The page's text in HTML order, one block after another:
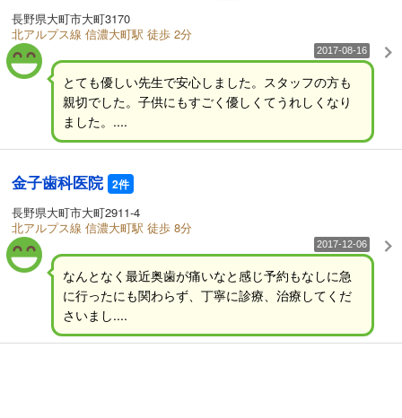
長野県大町市大町3170
北アルプス線 信濃大町駅 徒歩 2分
2017-08-16
とても優しい先生で安心しました。スタッフの方も
親切でした。子供にもすごく優しくてうれしくなり
ました。....
金子歯科医院 2件
長野県大町市大町2911-4
北アルプス線 信濃大町駅 徒歩 8分
2017-12-06
なんとなく最近奥歯が痛いなと感じ予約もなしに急
に行ったにも関わらず、丁寧に診療、治療してくだ
さいまし....